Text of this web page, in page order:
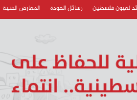
لعيون فلسطين رسائل العودة المعارض الفنية